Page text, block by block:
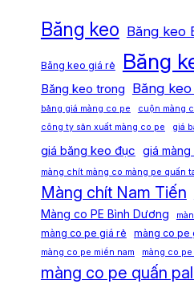
Băng keo Băng keo
Băng keo giá rẻ Băng
Băng keo trong Băng
bảng giá màng co pe
cuộn màng
công ty sản xuất màng co pe
giá
giá băng keo đục giá màng
màng chít màng co màng pe quấn
Màng chít Nam Tiến
Màng co PE Bình Dương
màng co pe giá rẻ màng co pe
màng co pe miền nam
màng co
màng co pe quấn